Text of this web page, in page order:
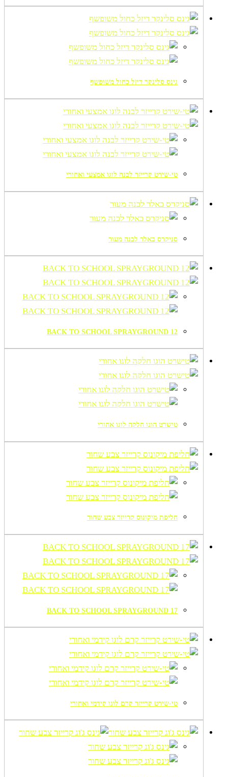
גינס סלינקר דיזל כחול משופשף
טי-שירט קרייזר לבנה לוגו אמצעי ואחורי
סניקרס באלר לבנה מעור
BACK TO SCHOOL SPRAYGROUND 12
טישרט הוגו חלקה לוגו אחורי
חליפת מיקונוס קרייזר צבע שחור
BACK TO SCHOOL SPRAYGROUND 17
טי-שירט קרייזר קרם לוגו קידמי ואחורי